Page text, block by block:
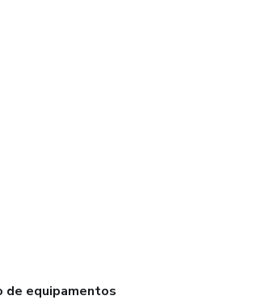
de equipamentos